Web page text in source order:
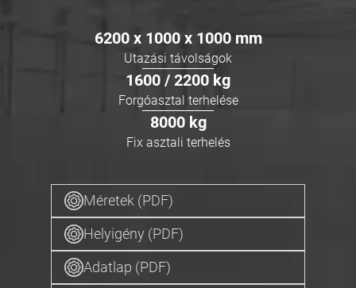
6200 x 1000 x 1000 mm
Utazási távolságok
1600 / 2200 kg
Forgóasztal terhelése
8000 kg
Fix asztali terhelés
Méretek (PDF)
Helyigény (PDF)
Adatlap (PDF)